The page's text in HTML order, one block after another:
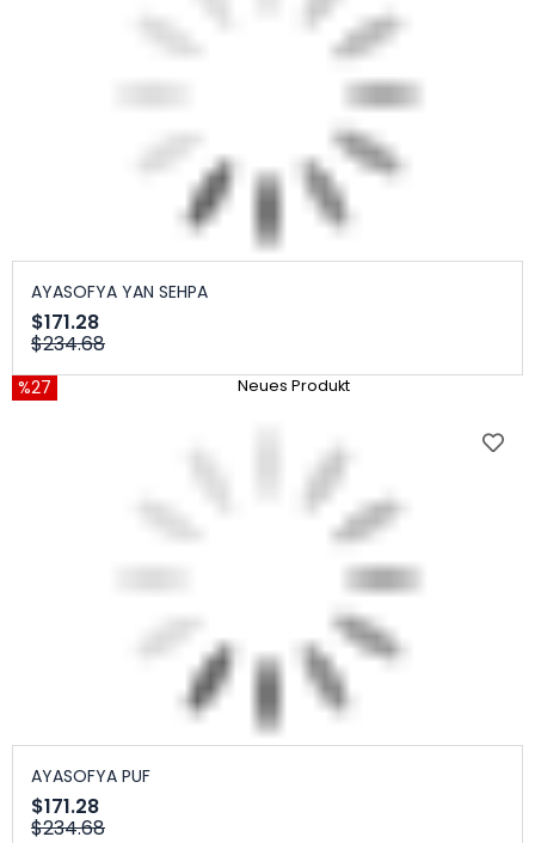
AYASOFYA YAN SEHPA
$171.28
$234.68
%27 Neues Produkt
AYASOFYA PUF
$171.28
$234.68